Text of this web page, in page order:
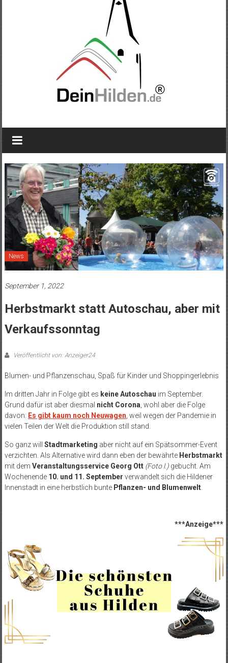
News
September 1, 2022
Herbstmarkt statt Autoschau, aber mit
Verkaufssonntag
Veröffentlicht von: Anzeiger24
Blumen- und Pflanzenschau, Spaß für Kinder und Shoppingerlebnis
Im dritten Jahr in Folge gibt es keine Autoschau im September.
Grund dafür ist aber diesmal nicht Corona , wohl aber die Folge
davon: Es gibt kaum noch Neuwagen , weil wegen der Pandemie in
vielen Teilen der Welt die Produktion still stand.
So ganz will Stadtmarketing aber nicht auf ein Spätsommer-Event
verzichten. Als Alternative wird dann eben der bewährte Herbstmarkt
mit dem Veranstaltungsservice Georg Ott (Foto l.)gebucht. Am
Wochenende 10. und 11. September verwandelt sich die Hildener
Innenstadt in eine herbstlich bunte Pflanzen- und Blumenwelt.
***Anzeige***